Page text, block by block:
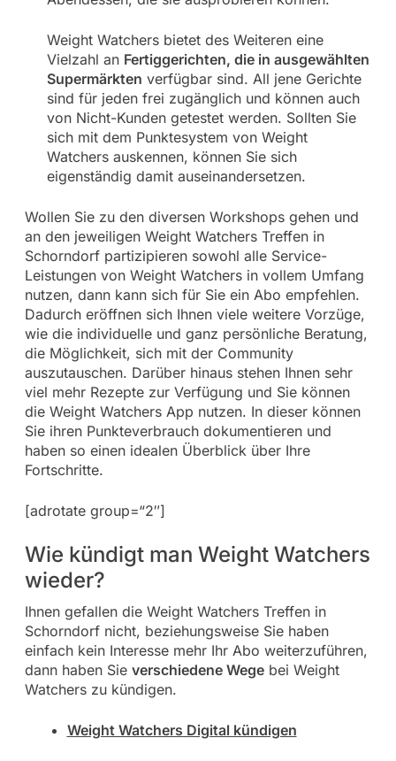
Weight Watchers bietet des Weiteren eine
Vielzahl an Fertiggerichten, die in ausgewählten
Supermärkten verfügbar sind. All jene Gerichte
sind für jeden frei zugänglich und können auch
von Nicht-Kunden getestet werden. Sollten Sie
sich mit dem Punktesystem von Weight
Watchers auskennen, können Sie sich
eigenständig damit auseinandersetzen.
Wollen Sie zu den diversen Workshops gehen und
an den jeweiligen Weight Watchers Treffen in
Schorndorf partizipieren sowohl alle Service-
Leistungen von Weight Watchers in vollem Umfang
nutzen, dann kann sich für Sie ein Abo empfehlen.
Dadurch eröffnen sich Ihnen viele weitere Vorzüge,
wie die individuelle und ganz persönliche Beratung,
die Möglichkeit, sich mit der Community
auszutauschen. Darüber hinaus stehen Ihnen sehr
viel mehr Rezepte zur Verfügung und Sie können
die Weight Watchers App nutzen. In dieser können
Sie ihren Punkteverbrauch dokumentieren und
haben so einen idealen Überblick über Ihre
Fortschritte.
[adrotate group=“2″]
Wie kündigt man Weight Watchers
wieder?
Ihnen gefallen die Weight Watchers Treffen in
Schorndorf nicht, beziehungsweise Sie haben
einfach kein Interesse mehr Ihr Abo weiterzuführen,
dann haben Sie verschiedene Wegebei Weight
Watchers zu kündigen.
Weight Watchers Digital kündigen